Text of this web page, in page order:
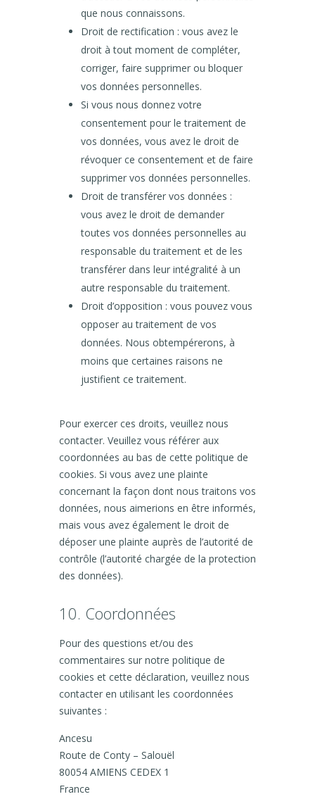
que nous connaissons.
Droit de rectification : vous avez le
droit à tout moment de compléter,
corriger, faire supprimer ou bloquer
vos données personnelles.
Si vous nous donnez votre
consentement pour le traitement de
vos données, vous avez le droit de
révoquer ce consentement et de faire
supprimer vos données personnelles.
Droit de transférer vos données :
vous avez le droit de demander
toutes vos données personnelles au
responsable du traitement et de les
transférer dans leur intégralité à un
autre responsable du traitement.
Droit d’opposition : vous pouvez vous
opposer au traitement de vos
données. Nous obtempérerons, à
moins que certaines raisons ne
justifient ce traitement.
Pour exercer ces droits, veuillez nous
contacter. Veuillez vous référer aux
coordonnées au bas de cette politique de
cookies. Si vous avez une plainte
concernant la façon dont nous traitons vos
données, nous aimerions en être informés,
mais vous avez également le droit de
déposer une plainte auprès de l’autorité de
contrôle (l’autorité chargée de la protection
des données).
10. Coordonnées
Pour des questions et/ou des
commentaires sur notre politique de
cookies et cette déclaration, veuillez nous
contacter en utilisant les coordonnées
suivantes :
Ancesu
Route de Conty – Salouël
80054 AMIENS CEDEX 1
France